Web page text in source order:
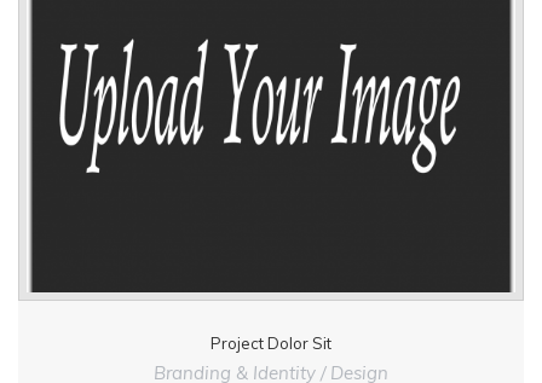
Project Dolor Sit
Branding & Identity / Design